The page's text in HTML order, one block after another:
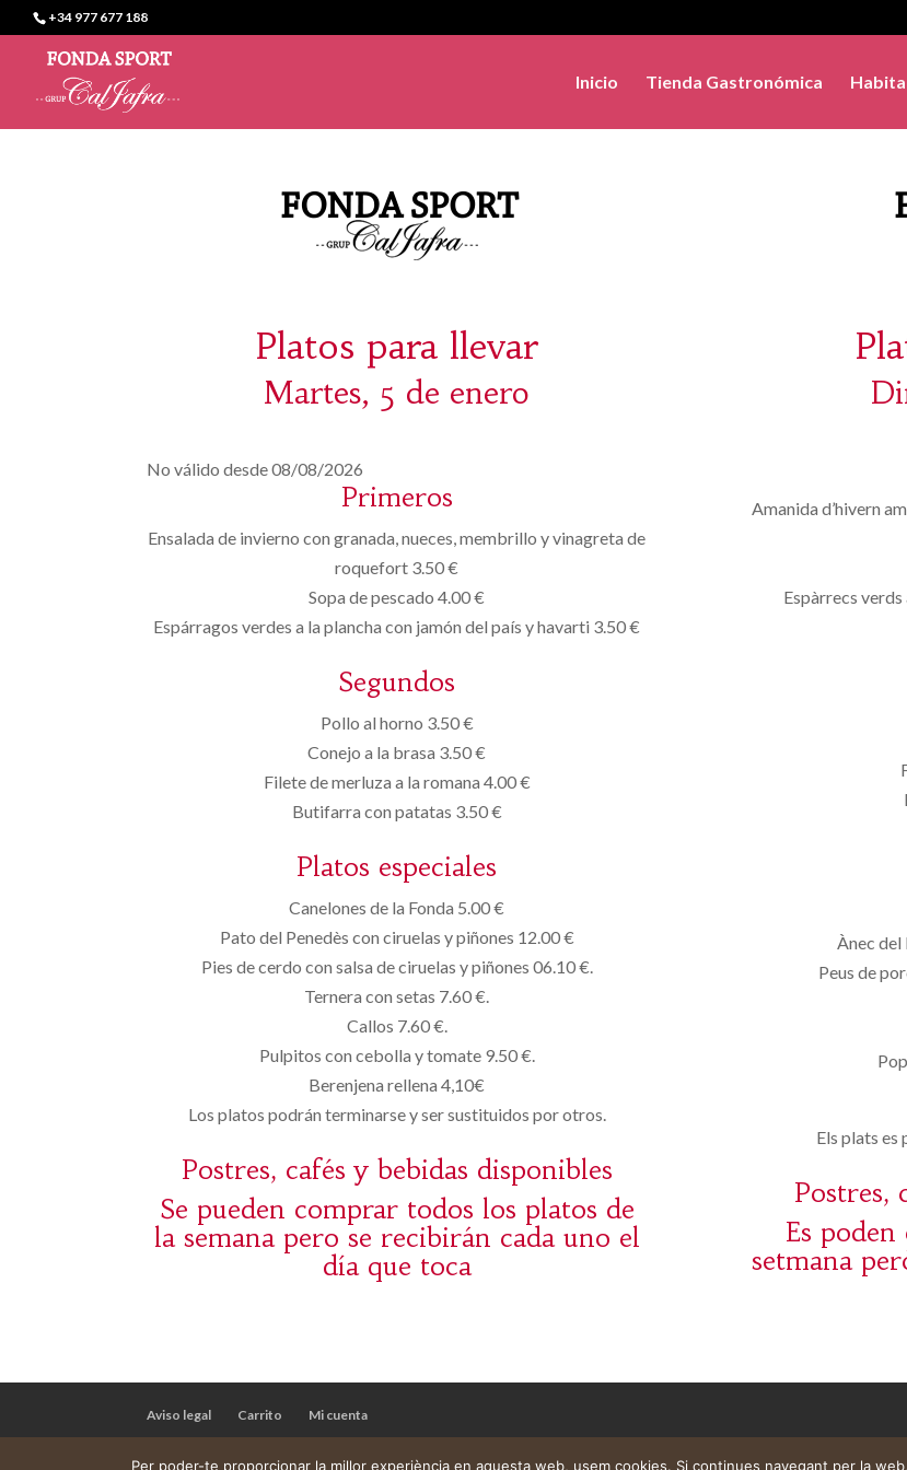
+34 977 677 188
Inicio Tienda Gastronómica
Platos para llevar
Martes, 5 de enero
No válido desde 08/08/2026
Primeros
Ensalada de invierno con granada, nueces, membrillo y vinagreta de
roquefort 3.50 €
Sopa de pescado 4.00 €
Espárragos verdes a la plancha con jamón del país y havarti 3.50 €
Segundos
Pollo al horno 3.50 €
Conejo a la brasa 3.50 €
Filete de merluza a la romana 4.00 €
Butifarra con patatas 3.50 €
Platos especiales
Canelones de la Fonda 5.00 €
Pato del Penedès con ciruelas y piñones 12.00 €
Pies de cerdo con salsa de ciruelas y piñones 06.10 €.
Ternera con setas 7.60 €.
Callos 7.60 €.
Pulpitos con cebolla y tomate 9.50 €.
Berenjena rellena 4,10€
Los platos podrán terminarse y ser sustituidos por otros.
Postres, cafés y bebidas disponibles
Se pueden comprar todos los platos de
la semana pero se recibirán cada uno el
día que toca
Amanida d’hivern
Espàrrecs
Ànec del
Peus de
Els plats
Postres,
Es
setmana
Aviso legal Carrito Mi cuenta
Per poder-te proporcionar la millor experiència en aquesta web, usem cookies. Si continues navegant per la